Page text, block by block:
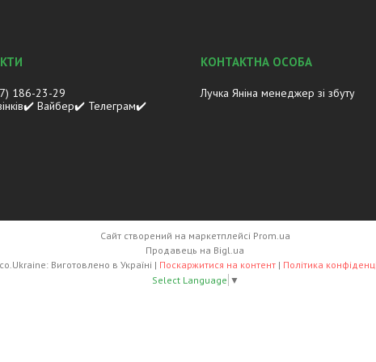
186-23-29
Вайбер✔️ Телеграм✔️
Лучка Яніна менеджер зі збуту
Сайт створений на маркетплейсі Prom.ua
Продавець на Bigl.ua
Lasco.Ukraine: Виготовлено в Україні | Поскаржитися на контент | Політика
Select Language ▼